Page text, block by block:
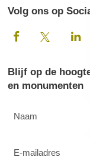
Volg ons op
Blijf op de
en monumenten